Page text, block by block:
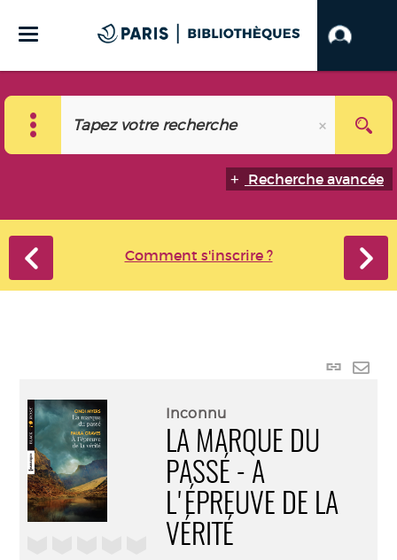
Recherche avancée
Comment s'inscrire ?
Lien
Inconnu
LA MARQUE DU
PASSÉ - A
L'ÉPREUVE DE LA
VÉRITÉ